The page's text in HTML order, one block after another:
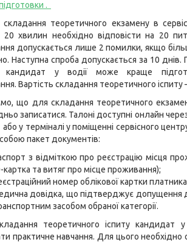
.
складання теоретичного екзамену в
хвилин необхідно відповісти на 20
допускається лише 2 помилки, якщо
Наступна спроба допускається за 10 днів.
кандидат у водії може краще
Вартість складання теоретичного іспиту
що для складання теоретичного
записатися. Талоні доступні онлайн
або у терміналі у поміщенні сервісного
пакет документів:
з відміткою про реєстрацію місця
картка та витяг про місце проживання);
номер облікової картки
довідка, що підтверджує допущення
засобом обраної категорії.
теоретичного іспиту кандидат
практичне навчання. Для цього необхідно